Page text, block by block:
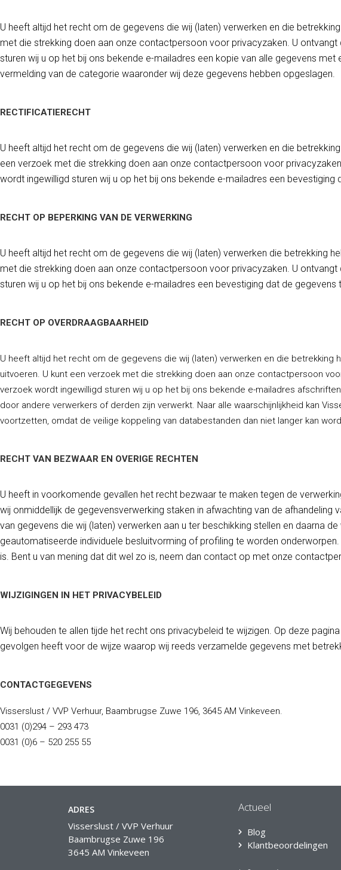
U heeft altijd het recht om de gegevens die wij (laten) verwerken en die
met die strekking doen aan onze contactpersoon voor privacyzaken. U
sturen wij u op het bij ons bekende e-mailadres een kopie van alle gegevens
vermelding van de categorie waaronder wij deze gegevens hebben opgeslagen.
RECTIFICATIERECHT
U heeft altijd het recht om de gegevens die wij (laten) verwerken en die
een verzoek met die strekking doen aan onze contactpersoon voor
wordt ingewilligd sturen wij u op het bij ons bekende e-mailadres een bevestiging
RECHT OP BEPERKING VAN DE VERWERKING
U heeft altijd het recht om de gegevens die wij (laten) verwerken die betrekking
met die strekking doen aan onze contactpersoon voor privacyzaken. U
sturen wij u op het bij ons bekende e-mailadres een bevestiging dat de
RECHT OP OVERDRAAGBAARHEID
U heeft altijd het recht om de gegevens die wij (laten) verwerken en die
uitvoeren. U kunt een verzoek met die strekking doen aan onze contactpersoon
verzoek wordt ingewilligd sturen wij u op het bij ons bekende e-mailadres
door andere verwerkers of derden zijn verwerkt. Naar alle waarschijnlijkheid kan
voortzetten, omdat de veilige koppeling van databestanden dan niet langer kan
RECHT VAN BEZWAAR EN OVERIGE RECHTEN
U heeft in voorkomende gevallen het recht bezwaar te maken tegen de
wij onmiddellijk de gegevensverwerking staken in afwachting van de
van gegevens die wij (laten) verwerken aan u ter beschikking stellen en daarna
geautomatiseerde individuele besluitvorming of profiling te worden
is. Bent u van mening dat dit wel zo is, neem dan contact op met onze
WIJZIGINGEN IN HET PRIVACYBELEID
Wij behouden te allen tijde het recht ons privacybeleid te wijzigen. Op deze
gevolgen heeft voor de wijze waarop wij reeds verzamelde gegevens met
CONTACTGEGEVENS
Visserslust / VVP Verhuur, Baambrugse Zuwe 196, 3645 AM Vinkeveen.
0031 (0)294 – 293 473
0031 (0)6 – 520 255 55
ADRES
Visserslust / VVP Verhuur
Baambrugse Zuwe 196
3645 AM Vinkeveen
Actueel
Blog
Klantbeoordelingen